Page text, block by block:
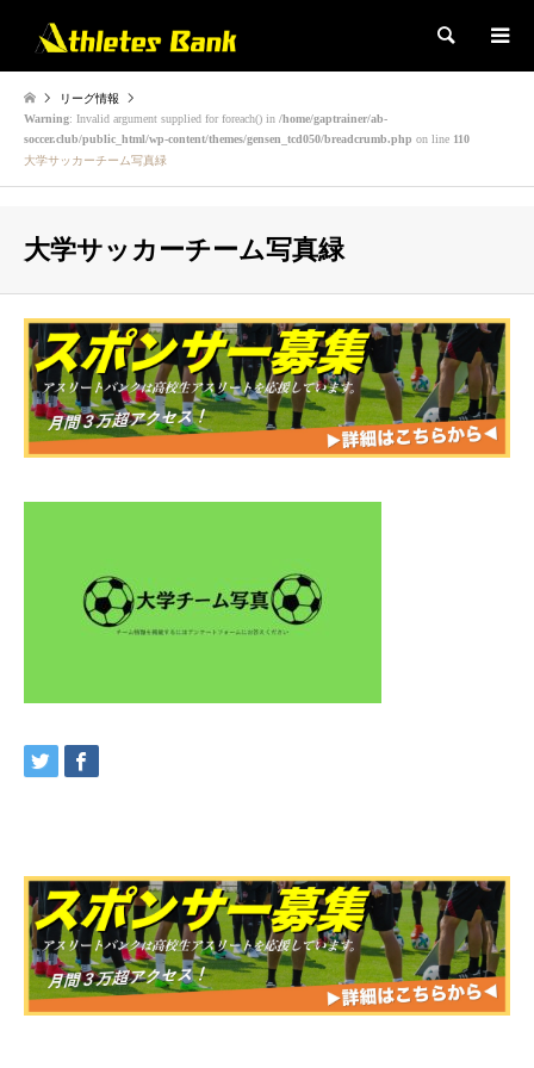
検索
リーグ情報
Warning: Invalid argument supplied for foreach() in /home/gaptrainer/ab-
soccer.club/public_html/wp-content/themes/gensen_tcd050/breadcrumb.php on line 110
大学サッカーチーム写真緑
大学サッカーチーム写真緑